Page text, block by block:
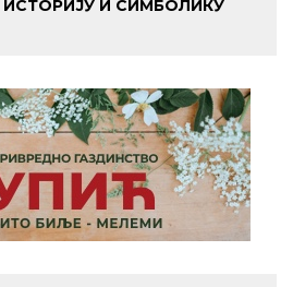
ИСТОРИЈУ И СИМБОЛИКУ